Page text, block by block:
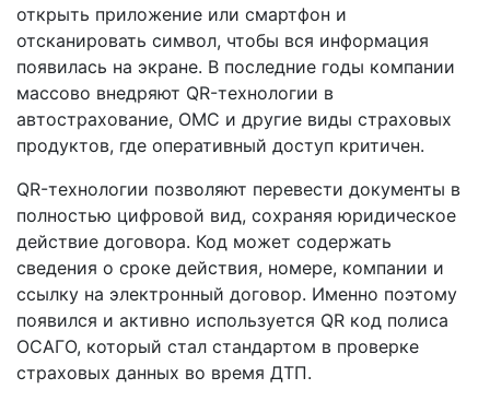
открыть приложение или смартфон и
отсканировать символ, чтобы вся информация
появилась на экране. В последние годы компании
массово внедряют QR-технологии в
автострахование, ОМС и другие виды страховых
продуктов, где оперативный доступ критичен.
QR-технологии позволяют перевести документы в
полностью цифровой вид, сохраняя юридическое
действие договора. Код может содержать
сведения о сроке действия, номере, компании и
ссылку на электронный договор. Именно поэтому
появился и активно используется QR код полиса
ОСАГО, который стал стандартом в проверке
страховых данных во время ДТП.